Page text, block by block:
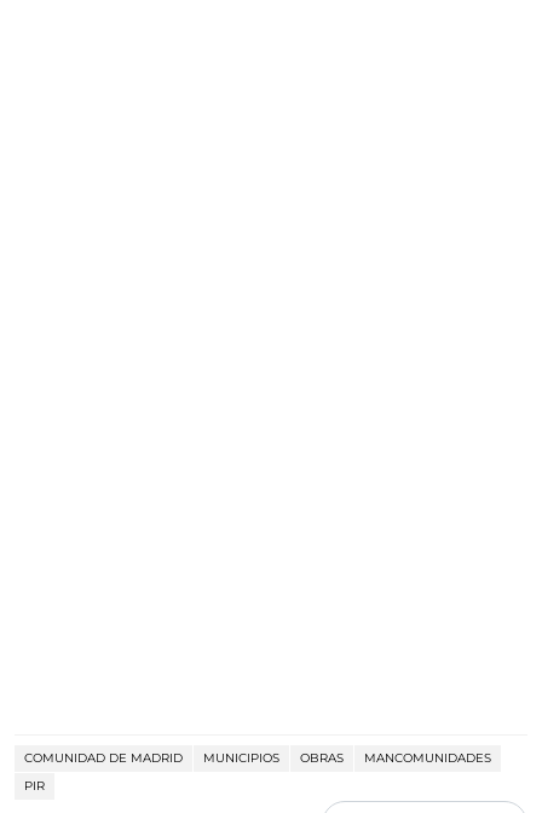
COMUNIDAD DE MADRID MUNICIPIOS OBRAS
MANCOMUNIDADES
PIR